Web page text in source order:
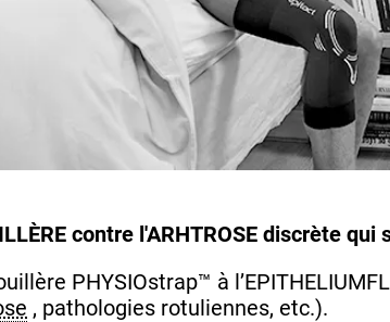
contre l'ARHTROSE discrète
PHYSIOstrap™ à
, pathologies rotuliennes, etc.).